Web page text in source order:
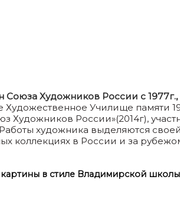
Художников России с
Училище памяти
Художников России»(2014г),
художника выделяются
коллекциях в России и за
в стиле Владимирской